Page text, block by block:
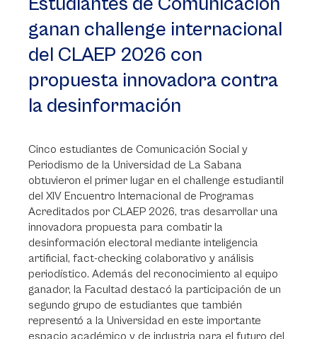
ganan challenge internacional
del CLAEP 2026 con
propuesta innovadora contra
la desinformación
Cinco estudiantes de Comunicación Social y
Periodismo de la Universidad de La Sabana
obtuvieron el primer lugar en el challenge estudiantil
del XIV Encuentro Internacional de Programas
Acreditados por CLAEP 2026, tras desarrollar una
innovadora propuesta para combatir la
desinformación electoral mediante inteligencia
artificial, fact-checking colaborativo y análisis
periodístico. Además del reconocimiento al equipo
ganador, la Facultad destacó la participación de un
segundo grupo de estudiantes que también
representó a la Universidad en este importante
espacio académico y de industria para el futuro del